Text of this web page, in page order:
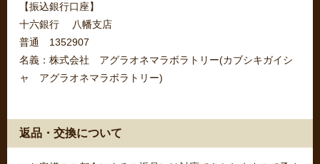
【振込銀行口座】
十六銀行 八幡支店
普通 1352907
名義：株式会社 アグラオネマラボラトリー(カブシキガイシ
ャ アグラオネマラボラトリー)
返品・交換について